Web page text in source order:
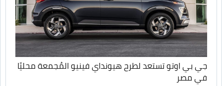
جي بي اوتو تستعد لطرح هيونداي فينيو المُجمعة محليًا
في مصر